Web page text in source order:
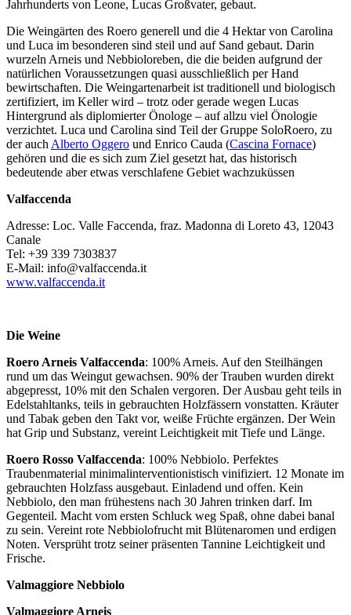
Jahrhunderts von Leone, Lucas Großvater, gebaut.
Die Weingärten des Roero generell und die 4 Hektar von Carolina
und Luca im besonderen sind steil und auf Sand gebaut. Darin
wurzeln Arneis und Nebbioloreben, die die beiden aufgrund der
natürlichen Voraussetzungen quasi ausschließlich per Hand
bewirtschaften. Die Weingartenarbeit ist traditionell und biologisch
zertifiziert, im Keller wird – trotz oder gerade wegen Lucas
Hintergrund als diplomierter Önologe – auf allzu viel Önologie
verzichtet. Luca und Carolina sind Teil der Gruppe SoloRoero, zu
der auchAlberto Oggero und Enrico Cauda (Cascina Fornace)
gehören und die es sich zum Ziel gesetzt hat, das historisch
bedeutende aber etwas verschlafene Gebiet wachzuküssen
Valfaccenda
Adresse: Loc. Valle Faccenda, fraz. Madonna di Loreto 43, 12043
Canale
Tel: +39 339 7303837
E-Mail: info@valfaccenda.it
www.valfaccenda.it
Die Weine
Roero Arneis Valfaccenda: 100% Arneis. Auf den Steilhängen
rund um das Weingut gewachsen. 90% der Trauben wurden direkt
abgepresst, 10% mit den Schalen vergoren. Der Ausbau geht teils in
Edelstahltanks, teils in gebrauchten Holzfässern vonstatten. Kräuter
und Tabak geben den Takt vor, weiße Früchte ergänzen. Der Wein
hat Grip und Substanz, vereint Leichtigkeit mit Tiefe und Länge.
Roero Rosso Valfaccenda: 100% Nebbiolo. Perfektes
Traubenmaterial minimalinterventionistisch vinifiziert. 12 Monate im
gebrauchten Holzfass ausgebaut. Einladend und offen. Kein
Nebbiolo, den man frühestens nach 30 Jahren trinken darf. Im
Gegenteil. Macht vom ersten Schluck weg Spaß, ohne dabei banal
zu sein. Vereint rote Nebbiolofrucht mit Blütenaromen und erdigen
Noten. Versprüht trotz seiner präsenten Tannine Leichtigkeit und
Frische.
Valmaggiore Nebbiolo
Valmaggiore Arneis